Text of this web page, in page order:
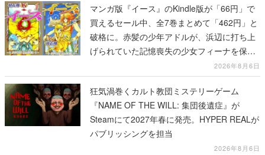
げられていた記憶喪失の少女フィーナを保護
する場面から冒険がはじまる
2026年8月6日
狂気渦巻くカルト教団ミステリーゲーム
『NAME OF THE WILL: 集団後遺症』が
Steamにて2027年春に発売。HYPER REALが
パブリッシングを担当
2026年8月6日
団地の夏祭りの復活を目指す少女のアドベン
チャーゲーム『Danchi Days』がSteamにて